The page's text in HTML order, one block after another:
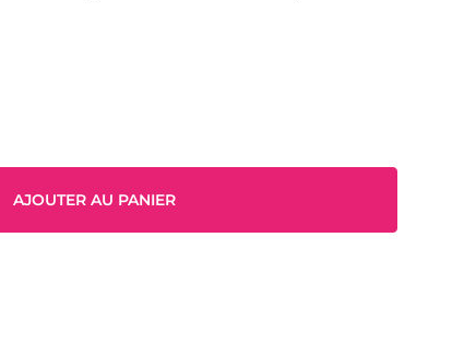
AJOUTER AU PANIER